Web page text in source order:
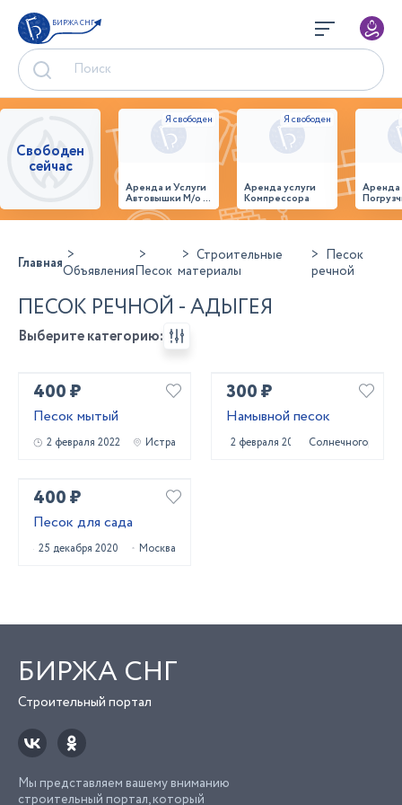
БИРЖА СНГ
Свободен
сейчас
Аренда и Услуги
Автовышки М/о г.
Домодедово
26,28,32 место
Аренда услуги
Компрессора
ГлавнаяОбъявленияПесок
Строительные
материалы
Песок
речной
ПЕСОК РЕЧНОЙ - АДЫГЕЯ
Выберите категорию:
400 ₽
Песок мытый
2 февраля 2022 Истра
300 ₽
Намывной песок
2 февраля 2022 Солнечногорск
400 ₽
Песок для сада
25 декабря 2020 Москва
БИРЖА СНГ
Строительный портал
Мы представляем вашему вниманию
строительный портал, который